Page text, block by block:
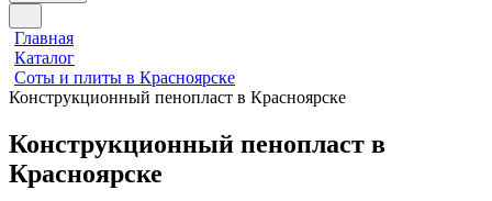
Главная
Каталог
Соты и плиты в Красноярске
Конструкционный пенопласт в Красноярске
Конструкционный пенопласт в
Красноярске